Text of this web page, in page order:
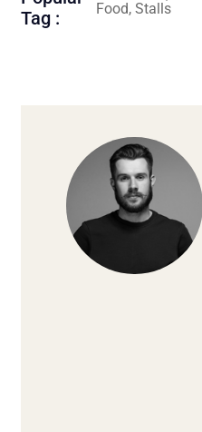
Tag :
Food, Stalls